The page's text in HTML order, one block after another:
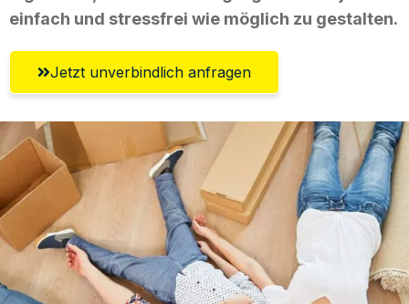
einfach und stressfrei wie möglich zu gestalten.
Jetzt unverbindlich anfragen